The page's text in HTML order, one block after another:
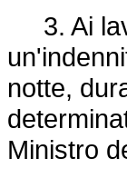
3. Ai
notte,
Ministro